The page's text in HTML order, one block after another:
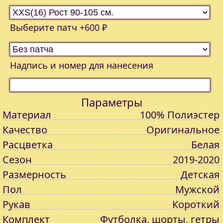
Выберите патч +600 ₽
Надпись и номер для нанесения
Параметры
Материал
100% Полиэстер
Качество
Оригинальное
Расцветка
Белая
Сезон
2019-2020
Размерность
Детская
Пол
Мужской
Рукав
Короткий
Комплект
Футболка, шорты, гетры